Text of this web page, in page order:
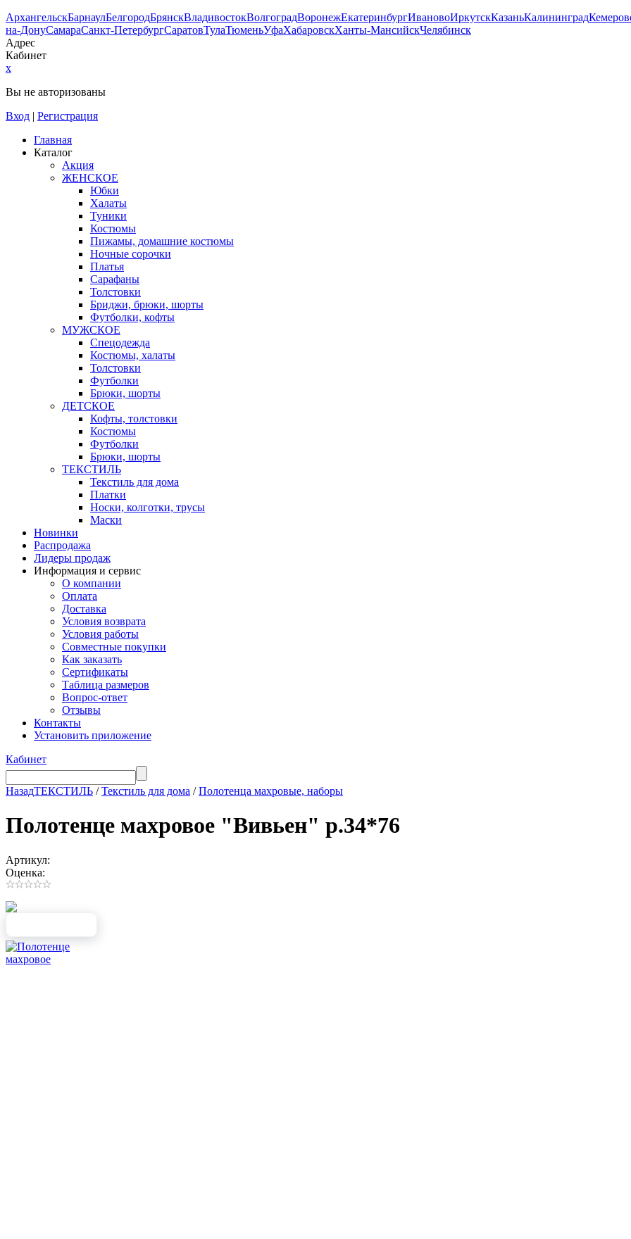
АрхангельскБарнаулБелгородБрянскВладивостокВолгоградВоронежЕкатеринбургИвановоИркутскКазаньКалининград
на-ДонуСамараСанкт-ПетербургСаратовТулаТюменьУфаХабаровскХанты-МансийскЧелябинск
Адрес
Кабинет
x
Вы не авторизованы
Вход | Регистрация
Главная
Каталог
Акция
ЖЕНСКОЕ
Юбки
Халаты
Туники
Костюмы
Пижамы, домашние костюмы
Ночные сорочки
Платья
Сарафаны
Толстовки
Бриджи, брюки, шорты
Футболки, кофты
МУЖСКОЕ
Спецодежда
Костюмы, халаты
Толстовки
Футболки
Брюки, шорты
ДЕТСКОЕ
Кофты, толстовки
Костюмы
Футболки
Брюки, шорты
ТЕКСТИЛЬ
Текстиль для дома
Платки
Носки, колготки, трусы
Маски
Новинки
Распродажа
Лидеры продаж
Информация и сервис
О компании
Оплата
Доставка
Условия возврата
Условия работы
Совместные покупки
Как заказать
Сертификаты
Таблица размеров
Вопрос-ответ
Отзывы
Контакты
Установить приложение
Кабинет
НазадТЕКСТИЛЬ /Текстиль для дома /Полотенца махровые, наборы
Полотенце махровое "Вивьен" р.34*76
Артикул:
Оценка: